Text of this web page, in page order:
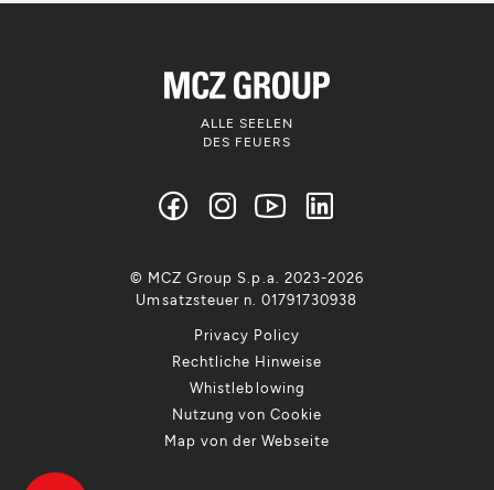
ALLE SEELEN
DES FEUERS
Privacy Policy
Rechtliche Hinweise
Whistleblowing
Nutzung von Cookie
Map von der Webseite
© MCZ Group S.p.a. 2023-2026
Umsatzsteuer n. 01791730938